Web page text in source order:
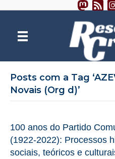
Posts com a Tag
Novais (Org d)’
100 anos do Partido
(1922-2022): Processos
sociais, teóricos e